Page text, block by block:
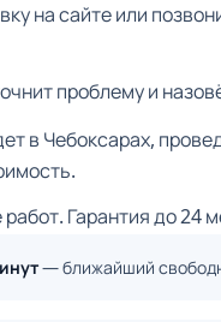
на сайте или
проблему и
в Чебоксарах,
Гарантия до 24
— ближайший